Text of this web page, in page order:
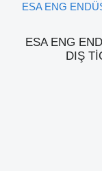
ESA ENG
DIŞ